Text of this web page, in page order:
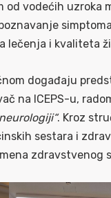
od vodećih
lečenja i kvaliteta
događaju
na ICEPS-u,
. Kroz
sestara i
zdravstvenog